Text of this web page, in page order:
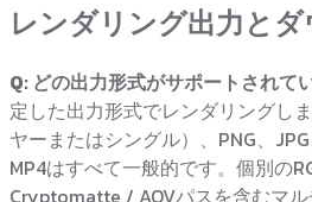
レンダリング出力と
Q: どの出力形式がサポートされて
定した出力形式でレンダリングし
ヤーまたはシングル）、PNG、JPG
MP4はすべて一般的です。個別の
Cryptomatte / AOVパスを含むマ